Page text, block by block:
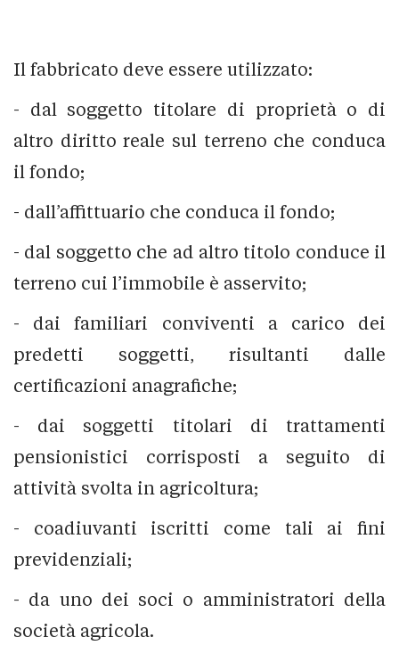
Il fabbricato deve essere utilizzato:
- dal soggetto titolare di proprietà o di
altro diritto reale sul terreno che conduca
il fondo;
- dall’affittuario che conduca il fondo;
- dal soggetto che ad altro titolo conduce il
terreno cui l’immobile è asservito;
- dai familiari conviventi a carico dei
predetti soggetti, risultanti dalle
certificazioni anagrafiche;
- dai soggetti titolari di trattamenti
pensionistici corrisposti a seguito di
attività svolta in agricoltura;
- coadiuvanti iscritti come tali ai fini
previdenziali;
- da uno dei soci o amministratori della
società agricola.